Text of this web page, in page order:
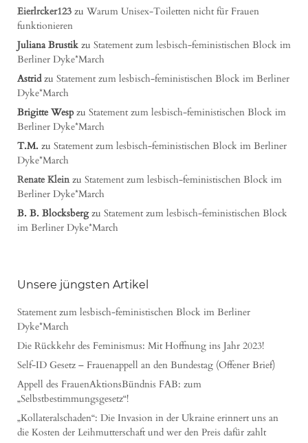
Eierlrcker123 zu Warum Unisex-Toiletten nicht für Frauen
funktionieren
Juliana Brustik zu Statement zum lesbisch-feministischen Block im
Berliner Dyke*March
Astridzu Statement zum lesbisch-feministischen Block im Berliner
Dyke*March
Brigitte Wespzu Statement zum lesbisch-feministischen Block im
Berliner Dyke*March
T.M. zu Statement zum lesbisch-feministischen Block im Berliner
Dyke*March
Renate Kleinzu Statement zum lesbisch-feministischen Block im
Berliner Dyke*March
B. B. Blocksbergzu Statement zum lesbisch-feministischen Block
im Berliner Dyke*March
Unsere jüngsten Artikel
Statement zum lesbisch-feministischen Block im Berliner
Dyke*March
Die Rückkehr des Feminismus: Mit Hoffnung ins Jahr 2023!
Self-ID Gesetz – Frauenappell an den Bundestag (Offener Brief)
Appell des FrauenAktionsBündnis FAB: zum
„Selbstbestimmungsgesetz“!
„Kollateralschaden“: Die Invasion in der Ukraine erinnert uns an
die Kosten der Leihmutterschaft und wer den Preis dafür zahlt